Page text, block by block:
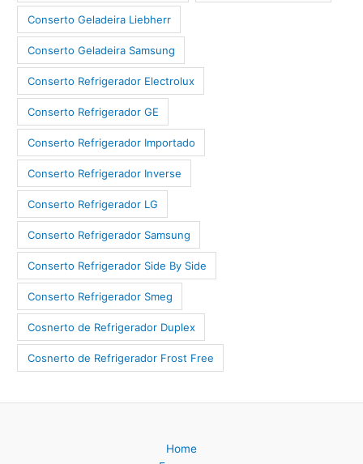
Conserto Geladeira Liebherr
Conserto Geladeira Samsung
Conserto Refrigerador Electrolux
Conserto Refrigerador GE
Conserto Refrigerador Importado
Conserto Refrigerador Inverse
Conserto Refrigerador LG
Conserto Refrigerador Samsung
Conserto Refrigerador Side By Side
Conserto Refrigerador Smeg
Cosnerto de Refrigerador Duplex
Cosnerto de Refrigerador Frost Free
Home